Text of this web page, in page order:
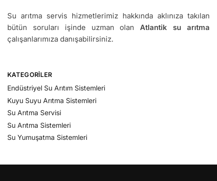
Su arıtma servis hizmetlerimiz hakkında aklınıza takılan
bütün soruları işinde uzman olanAtlantik su arıtma
çalışanlarımıza danışabilirsiniz.
KATEGORILER
Endüstriyel Su Arıtım Sistemleri
Kuyu Suyu Arıtma Sistemleri
Su Arıtma Servisi
Su Arıtma Sistemleri
Su Yumuşatma Sistemleri